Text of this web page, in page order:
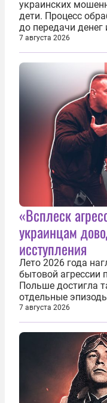
украинских
дети. Процесс
до передачи денег
кураторов может
нескольких
послушных
7 августа 2026
«Всплеск
украинцам
исступления
Лето 2026 года
бытовой агрессии
Польше достигла
отдельные
случайными.
буквально теряют
украинским
7 августа 2026